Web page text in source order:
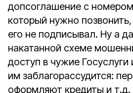
допсоглашение с
который нужно
его не подписывал. Ну а
накатанной схеме
доступ в чужие
им заблагорассудится:
оформляют кредиты и т.д.